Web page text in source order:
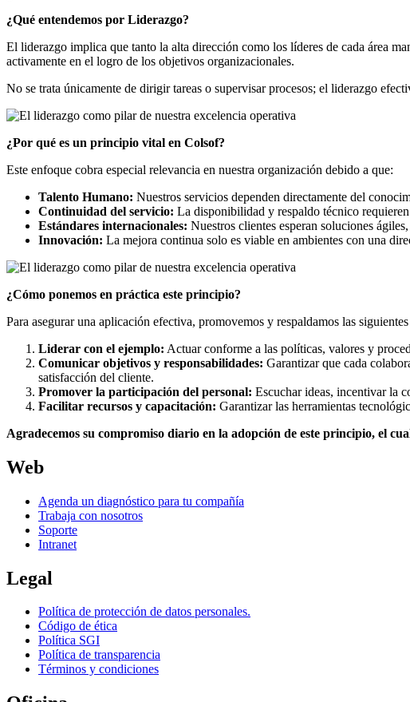
¿Qué entendemos por Liderazgo?
El liderazgo implica que tanto la alta dirección como los líderes de cada área
activamente en el logro de los objetivos organizacionales.
No se trata únicamente de dirigir tareas o supervisar procesos; el liderazgo
¿Por qué es un principio vital en Colsof?
Este enfoque cobra especial relevancia en nuestra organización debido a que:
Talento Humano: Nuestros servicios dependen directamente del
Continuidad del servicio: La disponibilidad y respaldo técnico
Estándares internacionales: Nuestros clientes esperan soluciones
Innovación: La mejora continua solo es viable en ambientes con una
¿Cómo ponemos en práctica este principio?
Para asegurar una aplicación efectiva, promovemos y respaldamos las
Liderar con el ejemplo: Actuar conforme a las políticas, valores y
Comunicar objetivos y responsabilidades: Garantizar que cada
satisfacción del cliente.
Promover la participación del personal: Escuchar ideas, incentivar la
Facilitar recursos y capacitación: Garantizar las herramientas
Agradecemos su compromiso diario en la adopción de este principio, el
Web
Agenda un diagnóstico para tu compañía
Trabaja con nosotros
Soporte
Intranet
Legal
Política de protección de datos personales.
Código de ética
Política SGI
Política de transparencia
Términos y condiciones